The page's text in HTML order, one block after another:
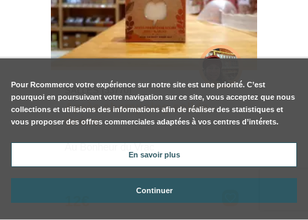
SALLES (33770)
Après shampoing solide -
Grève
Au Bonheur du Vrac
12€
Pour Rcommerce votre expérience sur notre site est une priorité. C’est
pourquoi en poursuivant votre navigation sur ce site, vous acceptez que nous
collections et utilisions des informations afin de réaliser des statistiques et
vous proposer des offres commerciales adaptées à vos centres d’intérets.
En savoir plus
Continuer